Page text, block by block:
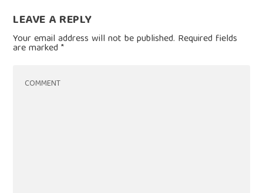
LEAVE A REPLY
Your email address will not be published. Required fields
are marked*